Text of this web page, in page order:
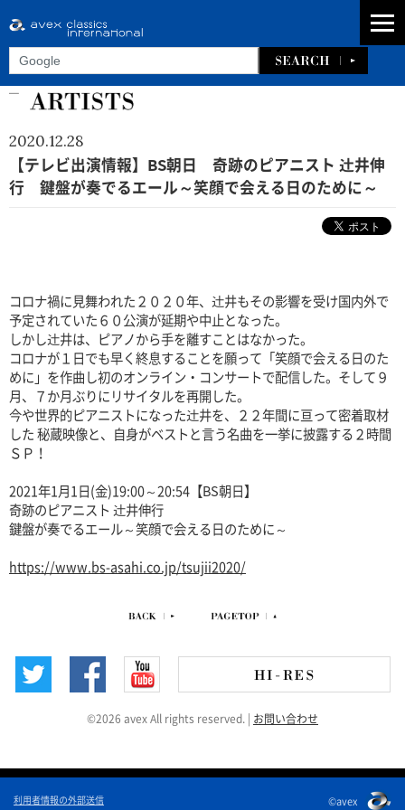
2020.12.28
【テレビ出演情報】BS朝日 奇跡のピアニスト 辻井伸
行 鍵盤が奏でるエール～笑顔で会える日のために～
コロナ禍に見舞われた２０２０年、辻井もその影響を受け国内外で
予定されていた６０公演が延期や中止となった。
しかし辻井は、ピアノから手を離すことはなかった。
コロナが１日でも早く終息することを願って「笑顔で会える日のた
めに」を作曲し初のオンライン・コンサートで配信した。そして９
月、７か月ぶりにリサイタルを再開した。
今や世界的ピアニストになった辻井を、２２年間に亘って密着取材
した 秘蔵映像と、自身がベストと言う名曲を一挙に披露する２時間
ＳＰ！
2021年1月1日(金)19:00～20:54【BS朝日】
奇跡のピアニスト 辻井伸行
鍵盤が奏でるエール～笑顔で会える日のために～
https://www.bs-asahi.co.jp/tsujii2020/
©2026 avex All rights reserved. お問い合わせ
利用者情報の外部送信 ©avex